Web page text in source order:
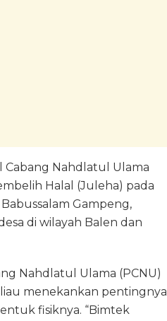
Cabang Nahdlatul Ulama
Halal (Juleha) pada
Gampeng,
di wilayah Balen dan
Nahdlatul Ulama (PCNU)
menekankan pentingnya
fisiknya. “Bimtek